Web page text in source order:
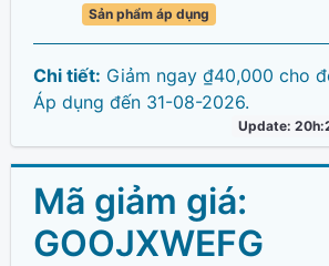
Sản phẩm áp dụng
Chi tiết: Giảm ngay ₫40,000 cho
Áp dụng đến 31-08-2026.
Update:
Mã giảm giá:
GOOJXWEFG